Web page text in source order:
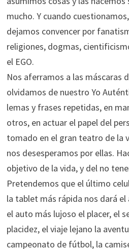
mucho. Y cuando
dejamos convencer por
religiones, dogmas,
el EGO.
Nos aferramos a las máscaras
olvidamos de nuestro Yo
lemas y frases repetidas, en
otros, en actuar el papel del
tomado en el gran teatro de la
nos desesperamos por ellas.
objetivo de la vida, y del no
Pretendemos que el último
la tablet más rápida nos dará
el auto más lujoso el placer, el
placidez, el viaje lejano la
campeonato de fútbol, la